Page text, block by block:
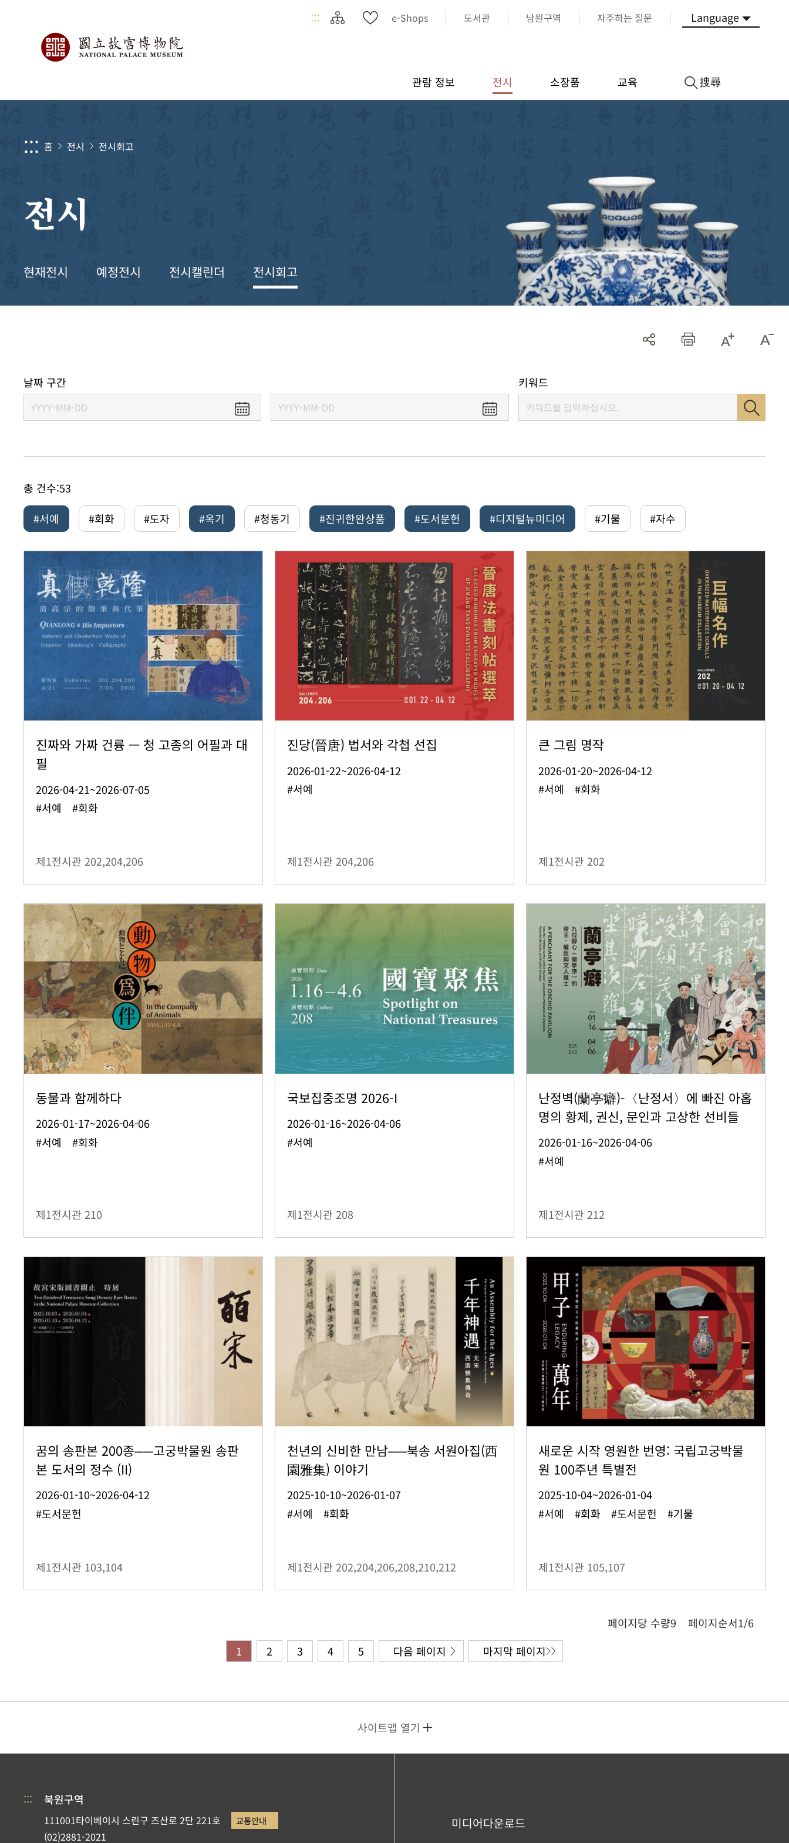
::: e-Shops 도서관 남원구역 자주하는 질문 Language
관람 정보 전시 소장품 교육 搜尋
::: 홈 전시 전시회고
전시
현재전시 예정전시 전시캘린더 전시회고
날짜 구간 키워드
총 건수:53
#서예
#회화 #도자 #옥기 #청동기 #진귀한완상품 #도서문헌 #디지털뉴미디어 #기물 #자수
진짜와 가짜 건륭 — 청 고종의 어필과 대
필
2026-04-21~2026-07-05
#서예 #회화
제1전시관 202,204,206
진당(晉唐) 법서와 각첩 선집
2026-01-22~2026-04-12
#서예
제1전시관 204,206
큰 그림 명작
2026-01-20~2026-04-12
#서예 #회화
제1전시관 202
동물과 함께하다
2026-01-17~2026-04-06
#서예 #회화
제1전시관 210
국보집중조명 2026-I
2026-01-16~2026-04-06
#서예
제1전시관 208
난정벽(蘭亭癖)-〈난정서〉에 빠진 아홉
명의 황제, 권신, 문인과 고상한 선비들
2026-01-16~2026-04-06
#서예
제1전시관 212
꿈의 송판본 200종──고궁박물원 송판
본 도서의 정수 (II)
2026-01-10~2026-04-12
#도서문헌
제1전시관 103,104
천년의 신비한 만남──북송 서원아집(西
園雅集) 이야기
2025-10-10~2026-01-07
#서예 #회화
제1전시관 202,204,206,208,210,212
새로운 시작 영원한 번영: 국립고궁박물
원 100주년 특별전
2025-10-04~2026-01-04
#서예 #회화 #도서문헌 #기물
제1전시관 105,107
페이지당 수량9 페이지순서1/6
1
2 3 4 5 다음 페이지 마지막 페이지
사이트맵 열기
::: 북원구역
111001타이베이시 스린구 즈산로 2단 221호 교통안내
(02)2881-2021
미디어다운로드